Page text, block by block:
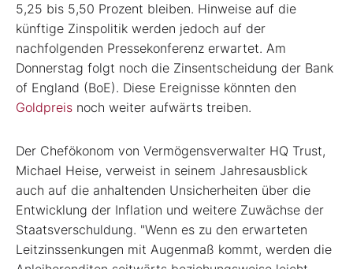
5,25 bis 5,50 Prozent bleiben. Hinweise auf die
künftige Zinspolitik werden jedoch auf der
nachfolgenden Pressekonferenz erwartet. Am
Donnerstag folgt noch die Zinsentscheidung der Bank
of England (BoE). Diese Ereignisse könnten den
Goldpreis noch weiter aufwärts treiben.
Der Chefökonom von Vermögensverwalter HQ Trust,
Michael Heise, verweist in seinem Jahresausblick
auch auf die anhaltenden Unsicherheiten über die
Entwicklung der Inflation und weitere Zuwächse der
Staatsverschuldung. "Wenn es zu den erwarteten
Leitzinssenkungen mit Augenmaß kommt, werden die